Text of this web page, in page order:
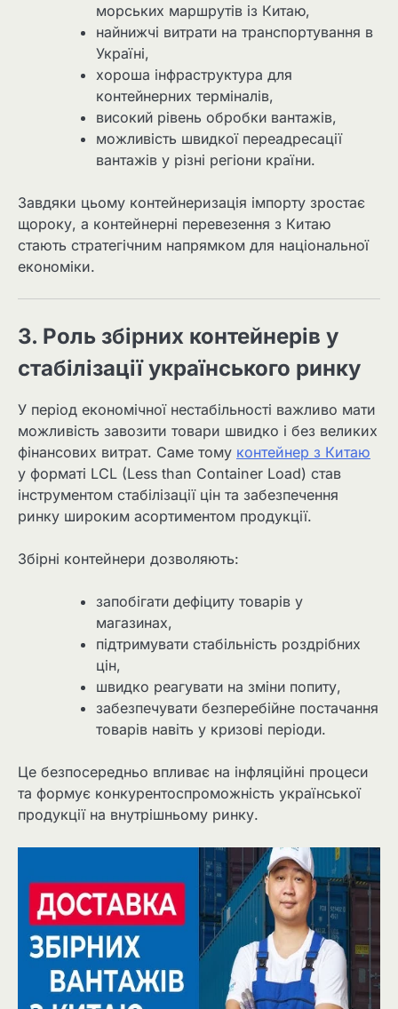
морських маршрутів із Китаю,
найнижчі витрати на транспортування в
Україні,
хороша інфраструктура для
контейнерних терміналів,
високий рівень обробки вантажів,
можливість швидкої переадресації
вантажів у різні регіони країни.
Завдяки цьому контейнеризація імпорту зростає
щороку, а контейнерні перевезення з Китаю
стають стратегічним напрямком для національної
економіки.
3. Роль збірних контейнерів у
стабілізації українського ринку
У період економічної нестабільності важливо мати
можливість завозити товари швидко і без великих
фінансових витрат. Саме тому контейнер з Китаю
у форматі LCL (Less than Container Load) став
інструментом стабілізації цін та забезпечення
ринку широким асортиментом продукції.
Збірні контейнери дозволяють:
запобігати дефіциту товарів у
магазинах,
підтримувати стабільність роздрібних
цін,
швидко реагувати на зміни попиту,
забезпечувати безперебійне постачання
товарів навіть у кризові періоди.
Це безпосередньо впливає на інфляційні процеси
та формує конкурентоспроможність української
продукції на внутрішньому ринку.